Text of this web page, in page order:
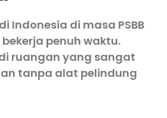
Indonesia di masa PSBB
penuh waktu.
ruangan yang sangat
tanpa alat pelindung